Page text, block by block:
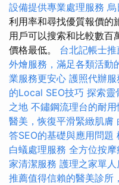
設備提供專業處理服務
利用率和尋找優質報價的
用戶可以搜索和比較數百
價格最低。 台北記帳士
外燴服務，滿足各類活動
業服務更安心 護照代辦
的Local SEO技巧 探索靈
之地 不鏽鋼流理台的耐
醫美，恢復平滑緊緻肌膚
答SEO的基礎與應用問題
白蟻處理服務 全方位按摩
家清潔服務 護理之家單
推薦值得信賴的醫美診所